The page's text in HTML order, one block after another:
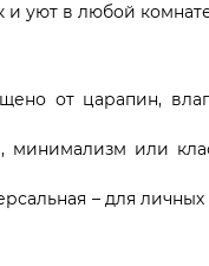
и уют в любой
от царапин,
или
– для